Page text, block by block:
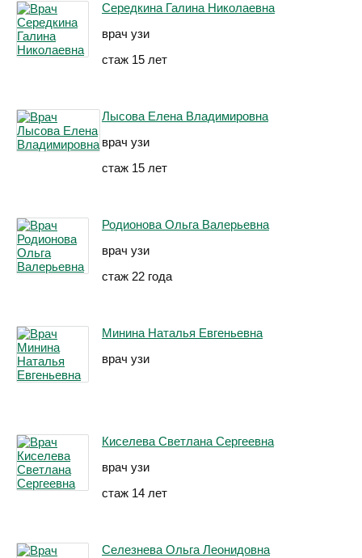
Середкина Галина Николаевна
врач узи
стаж 15 лет
Лысова Елена Владимировна
врач узи
стаж 15 лет
Родионова Ольга Валерьевна
врач узи
стаж 22 года
Минина Наталья Евгеньевна
врач узи
Киселева Светлана Сергеевна
врач узи
стаж 14 лет
Селезнева Ольга Леонидовна